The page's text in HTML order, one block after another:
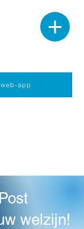
app
welzijn!